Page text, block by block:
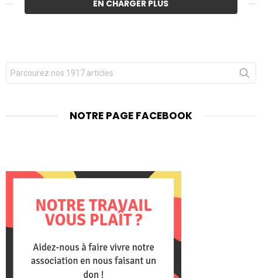
EN CHARGER PLUS
Chercher
pour
:
NOTRE PAGE FACEBOOK